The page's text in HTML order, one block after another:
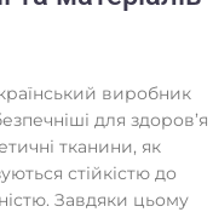
виробник
для здоров’я
тканини, як
стійкістю до
Завдяки цьому